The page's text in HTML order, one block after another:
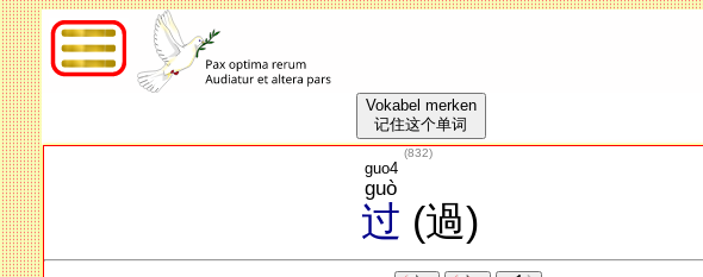
Vokabel merken
记住这个单词
(832)
过
guò
guo4
(過)